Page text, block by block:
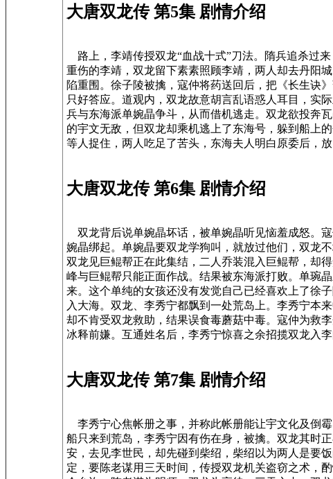
大唐双龙传 第5集 剧情介绍
路上，李靖传授双龙“血战十式”刀法。隋兵追杀过
重伤的李靖，双龙留下素素照顾李靖，两人却去丹
陷重围。徐子陵被擒，寇仲将药送回后，把《长生诀
只好答应。道观内，双龙故意胡言乱语惑人耳目，实
兵与东海派单婉晶争斗，从而借机逃走。双龙欲投奔
的宇文无敌，但双龙却乘机逃上了东海号，躲到船上
等人捉住，两人吃足了苦头，东海夫人明白原委后，
大唐双龙传 第6集 剧情介绍
双龙背后说单婉晶坏话，被单婉晶听见恼羞成怒。
婉晶绑起。单婉晶要双龙学狗叫，就放过他们，双龙
双龙见巨鲲帮正在此集结，二人乔装混入巨鲲帮，却
峰与巨鲲帮只能正面作战。结果被东海派打败。单琬
来。这个单纯的女孩还没有发觉自己已经喜欢上了徐
入大海。双龙、李秀宁都飘到一处荒岛上。李秀宁本
却不肯受双龙救助，结果误食毒蘑菇中毒。寇仲为救
冰释前嫌。互通姓名后，李秀宁惊喜之余招揽双龙入李
大唐双龙传 第7集 剧情介绍
李秀宁心焦帐册之事，并称此帐册能让宇文化及倒
船只来到荒岛，李秀宁因有伤在身，被擒。双龙其时
安，去见李世民，却先碰到柴绍，柴绍以为两人是要
定，要陈老谋用三天时间，传授双龙机关盗窃之术，